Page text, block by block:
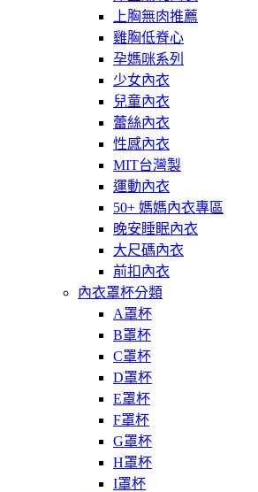
上胸無肉推薦
雞胸低脊心
孕媽咪系列
少女內衣
兒童內衣
蕾絲內衣
性感內衣
MIT台灣製
運動內衣
50+ 媽媽內衣專區
晚安睡眠內衣
大尺碼內衣
前扣內衣
內衣罩杯分類
A罩杯
B罩杯
C罩杯
D罩杯
E罩杯
F罩杯
G罩杯
H罩杯
I罩杯